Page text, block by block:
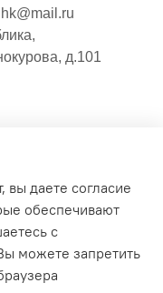
д.101
данных для
вы даете согласие
обеспечивают
с
можете запретить